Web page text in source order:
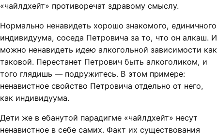
«чайлдхейт» противоречат здравому смыслу.
Нормально ненавидеть хорошо знакомого, единичного
индивидуума, соседа Петровича за то, что он алкаш. И
можно ненавидеть идею алкогольной зависимости как
таковой. Перестанет Петрович быть алкоголиком, и
того глядишь — подружитесь. В этом примере:
ненавистное свойство Петровича отдельно от него,
как индивидуума.
Дети же в ебанутой парадигме «чайлдхейт» несут
ненавистное в себе самих. Факт их существования